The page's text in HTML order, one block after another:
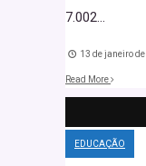
7.002...
13 de janeiro de
Read More
EDUCAÇÃO